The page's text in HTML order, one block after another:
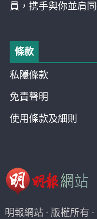
員，携手與你並肩
條款
私隱條款
免責聲明
使用條款及細則
明報網站 · 版權所有